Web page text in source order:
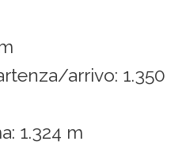
arrivo: 1.350
1.324 m